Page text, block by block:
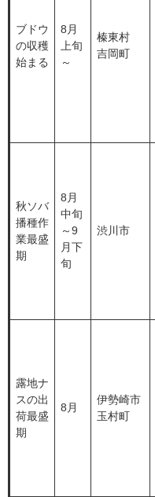
ブドウ
の収穫
始まる
8月
上旬
～
榛東村
吉岡町
秋ソバ
播種作
業最盛
期
8月
中旬
～9
月下
旬
渋川市
露地ナ
スの出
荷最盛
期
8月
伊勢崎市
玉村町